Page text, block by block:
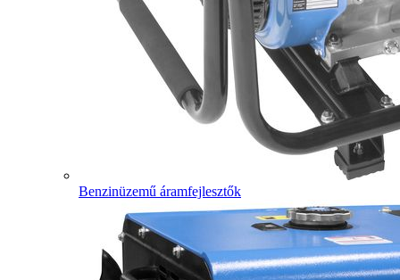
Benzinüzemű áramfejlesztők